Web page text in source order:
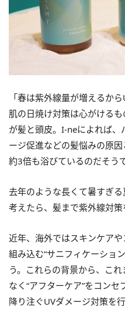
「春は紫外線量が増えるか
肌の日焼け対策は心がける
が髪と頭皮。I-neによれば、
ージ促進などの髪悩みの原
約3倍も浴びているのだそうで
去年のような長くて暑すぎ
考えたら、髪まで紫外線対策
近年、海外ではスキンケア
組み込む“サニフィケーショ
う。これらの背景から、こ
なく“アフターケア”をコン
降り注ぐUVダメージ対策を